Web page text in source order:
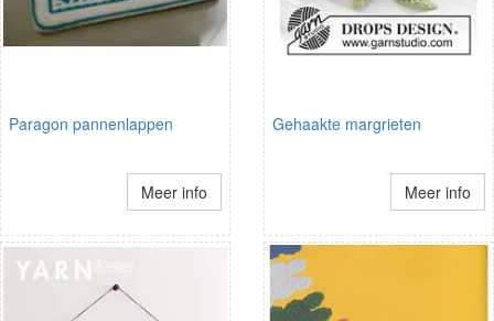
Paragon pannenlappen
Meer info
Gehaakte margrieten
Meer info